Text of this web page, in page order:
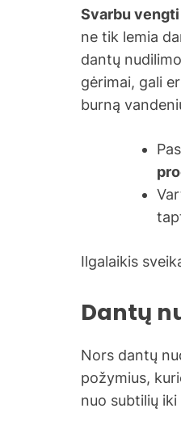
Svarbu
ne tik lemia
dantų
gėrimai, gali
burną
Ilgalaikis
Dantų
Nors dantų
požymius,
nuo subtilių